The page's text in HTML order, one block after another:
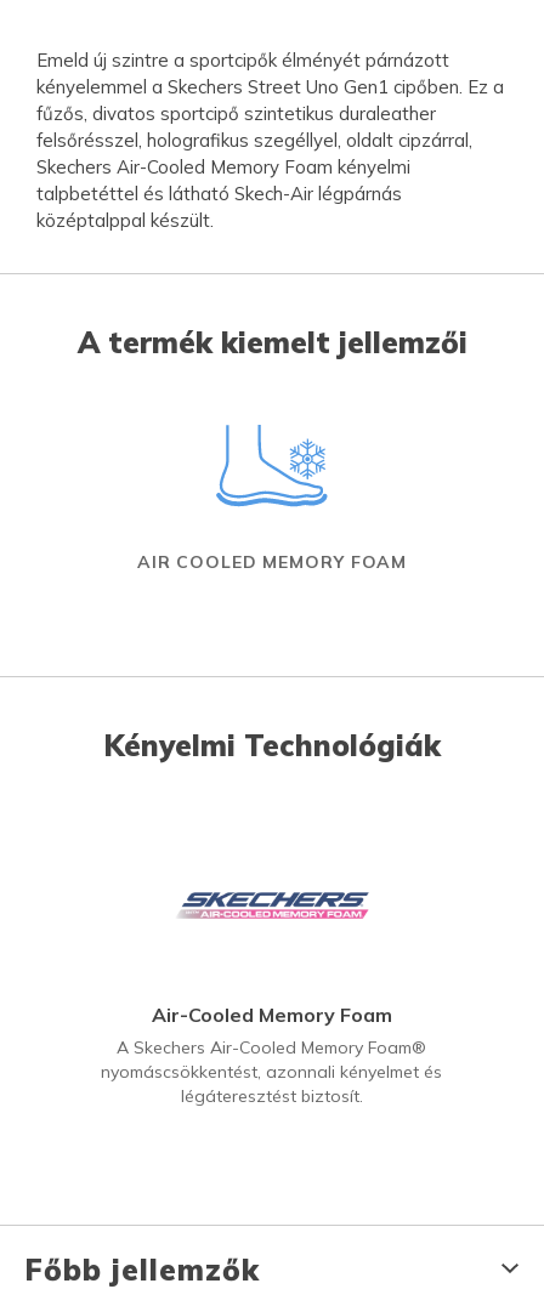
Emeld új szintre a sportcipők élményét párnázott
kényelemmel a Skechers Street Uno Gen1 cipőben. Ez a
fűzős, divatos sportcipő szintetikus duraleather
felsőrésszel, holografikus szegéllyel, oldalt cipzárral,
Skechers Air-Cooled Memory Foam kényelmi
talpbetéttel és látható Skech-Air légpárnás
középtalppal készült.
A termék kiemelt jellemzői
AIR COOLED MEMORY FOAM
Kényelmi Technológiák
Air-Cooled Memory Foam
A Skechers Air-Cooled Memory Foam®
nyomáscsökkentést, azonnali kényelmet és
légáteresztést biztosít.
Főbb jellemzők